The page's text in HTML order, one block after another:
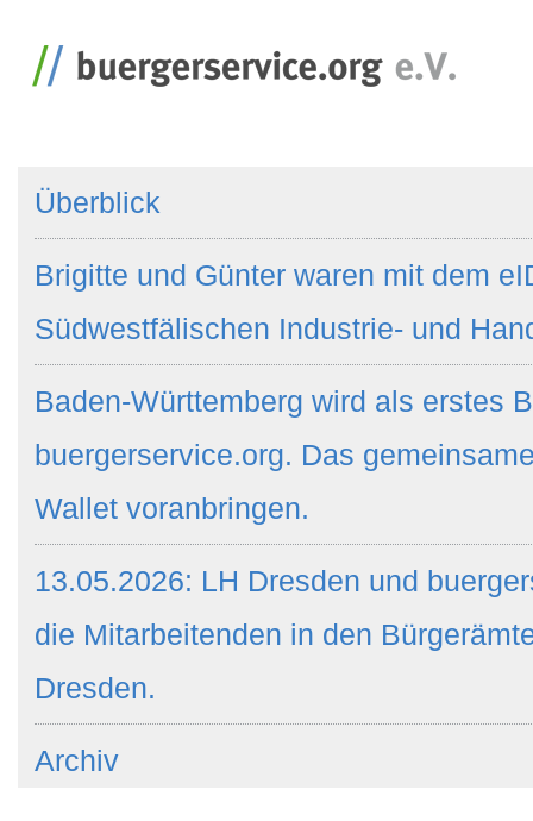
Überblick
Brigitte und Günter waren mit dem
Südwestfälischen Industrie- und
Baden-Württemberg wird als erstes
buergerservice.org. Das
Wallet voranbringen.
13.05.2026: LH Dresden und
die Mitarbeitenden in den
Dresden.
Archiv